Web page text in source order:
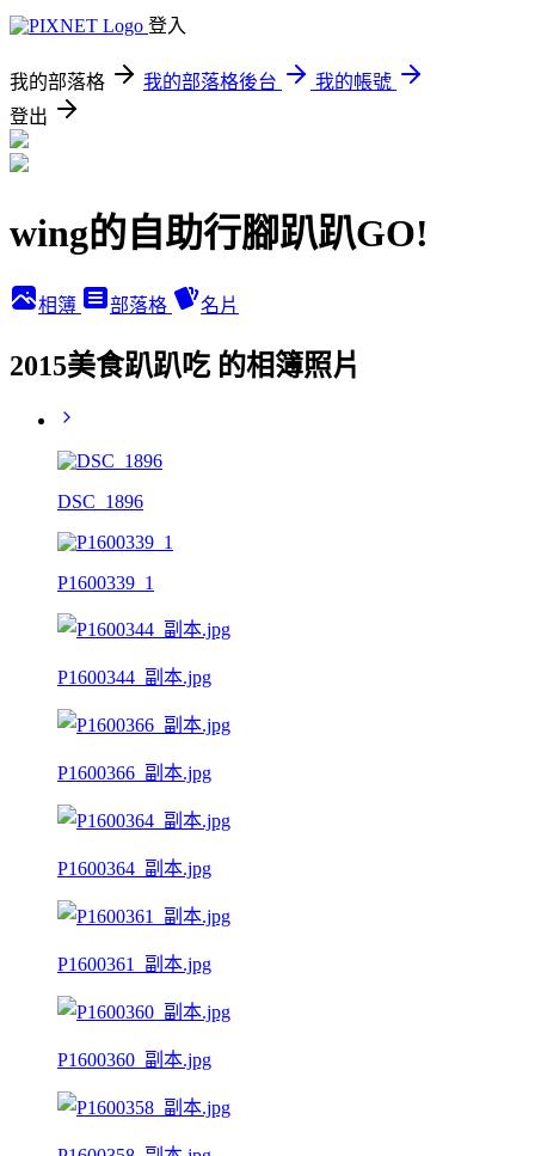
登入
我的部落格 我的部落格後台
我的帳號
登出
wing的自助行腳趴趴GO!
相簿 部落格 名片
2015美食趴趴吃 的相簿照片
DSC_1896
P1600339_1
P1600344_副本.jpg
P1600366_副本.jpg
P1600364_副本.jpg
P1600361_副本.jpg
P1600360_副本.jpg